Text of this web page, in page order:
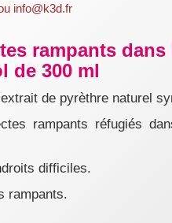
info@k3d.fr
rampants
de 300 ml
de pyrèthre naturel
rampants réfugiés
difficiles.
rampants.